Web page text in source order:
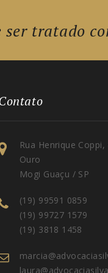
ser tratado
Rua Henrique
Ouro
Mogi Guaçu / SP
(19) 99591 0859
(19) 99727 1579
(19) 3818 1458